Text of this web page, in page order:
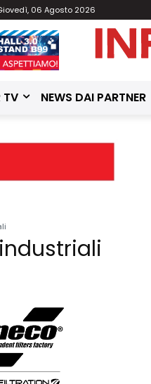
06 Agosto 2026
TV NEWS DAI PARTNER